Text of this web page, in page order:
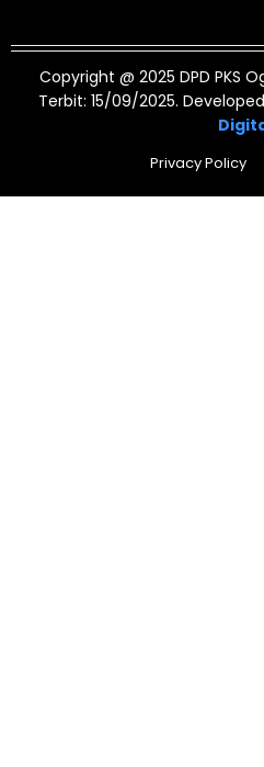
Copyright @ 2025 DPD PKS
Terbit: 15/09/2025.
Privacy Policy